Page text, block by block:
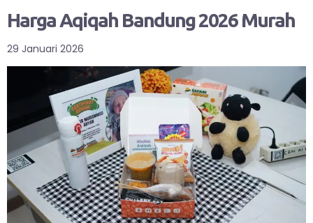
Harga Aqiqah Bandung 2026 Murah
29 Januari 2026